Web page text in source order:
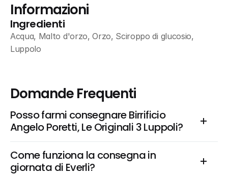
Informazioni
Ingredienti
Acqua, Malto d'orzo, Orzo, Sciroppo di glucosio,
Luppolo
Domande Frequenti
Posso farmi consegnare Birrificio
Angelo Poretti, Le Originali 3 Luppoli?
Come funziona la consegna in
giornata di Everli?